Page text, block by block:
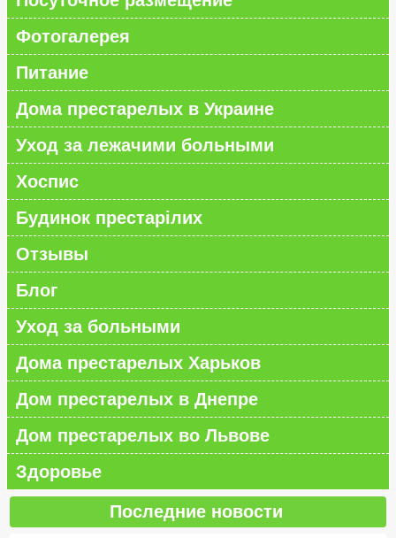
Фотогалерея
Питание
Дома престарелых в Украине
Уход за лежачими больными
Хоспис
Будинок престарілих
Отзывы
Блог
Уход за больными
Дома престарелых Харьков
Дом престарелых в Днепре
Дом престарелых во Львове
Здоровье
Последние новости